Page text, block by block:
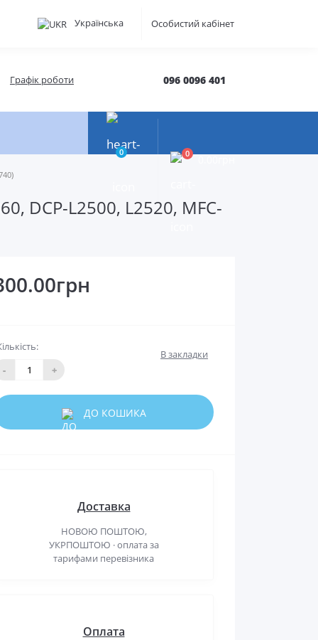
Українська Особистий кабінет
Графік роботи 096 0096 401
0 0
DCP-L2500, L2520, MFC-
-
+
В закладки
ДО КОШИКА
Доставка
НОВОЮ ПОШТОЮ,
УКРПОШТОЮ · оплата за
тарифами перевізника
Оплата